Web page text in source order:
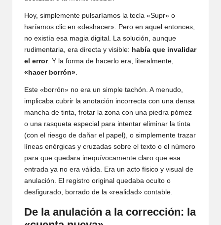
Hoy, simplemente pulsaríamos la tecla «Supr» o
haríamos clic en «deshacer». Pero en aquel entonces,
no existía esa magia digital. La solución, aunque
rudimentaria, era directa y visible: había que invalidar
el error. Y la forma de hacerlo era, literalmente,
«hacer borrón»
Este «borrón» no era un simple tachón. A menudo,
implicaba cubrir la anotación incorrecta con una densa
mancha de tinta, frotar la zona con una piedra pómez
o una rasqueta especial para intentar eliminar la tinta
(con el riesgo de dañar el papel), o simplemente trazar
líneas enérgicas y cruzadas sobre el texto o el número
para que quedara inequívocamente claro que esa
entrada ya no era válida. Era un acto físico y visual de
anulación. El registro original quedaba oculto o
desfigurado, borrado de la «realidad» contable.
De la anulación a la corrección: la